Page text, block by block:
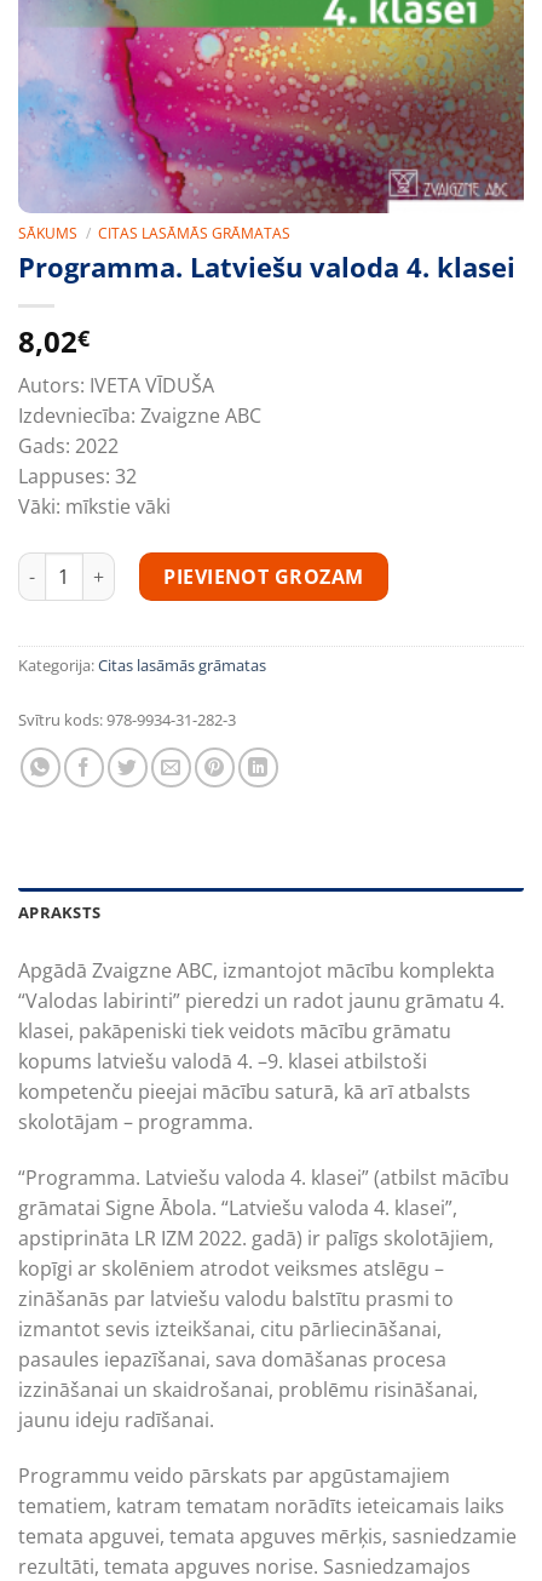
SĀKUMS / CITAS LASĀMĀS GRĀMATAS
Programma. Latviešu valoda 4. klasei
8,02€
Autors: IVETA VĪDUŠA
Izdevniecība: Zvaigzne ABC
Gads: 2022
Lappuses: 32
Vāki: mīkstie vāki
Programma. Latviešu valoda 4. klasei daudzums
PIEVIENOT GROZAM
Kategorija:Citas lasāmās grāmatas
Svītru kods:978-9934-31-282-3
APRAKSTS
Apgādā Zvaigzne ABC, izmantojot mācību komplekta
“Valodas labirinti” pieredzi un radot jaunu grāmatu 4.
klasei, pakāpeniski tiek veidots mācību grāmatu
kopums latviešu valodā 4. –9. klasei atbilstoši
kompetenču pieejai mācību saturā, kā arī atbalsts
skolotājam – programma.
“Programma. Latviešu valoda 4. klasei” (atbilst mācību
grāmatai Signe Ābola. “Latviešu valoda 4. klasei”,
apstiprināta LR IZM 2022. gadā) ir palīgs skolotājiem,
kopīgi ar skolēniem atrodot veiksmes atslēgu –
zināšanās par latviešu valodu balstītu prasmi to
izmantot sevis izteikšanai, citu pārliecināšanai,
pasaules iepazīšanai, sava domāšanas procesa
izzināšanai un skaidrošanai, problēmu risināšanai,
jaunu ideju radīšanai.
Programmu veido pārskats par apgūstamajiem
tematiem, katram tematam norādīts ieteicamais laiks
temata apguvei, temata apguves mērķis, sasniedzamie
rezultāti, temata apguves norise. Sasniedzamajos